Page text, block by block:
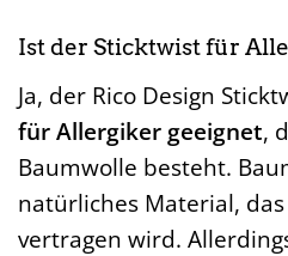
Ist der Sticktwist für
Ja, der Rico Design
für Allergiker geeignet,
Baumwolle besteht.
natürliches Material,
vertragen wird.